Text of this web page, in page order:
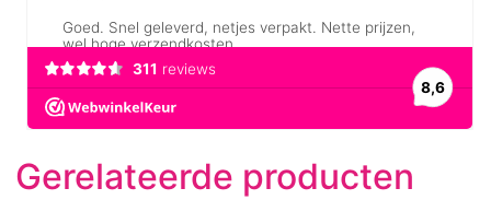
Gerelateerde producten